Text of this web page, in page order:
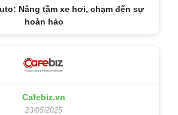
Nâng tầm xe hơi, chạm đến sự
hoàn hảo
Cafebiz.vn
23/05/2025